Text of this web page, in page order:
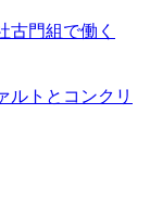
古門組で働く
ルトとコンクリ